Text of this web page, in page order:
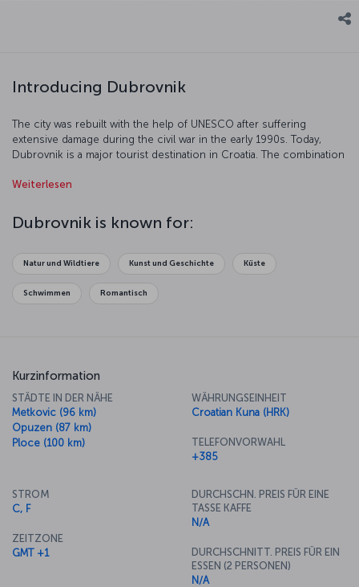
Introducing Dubrovnik
The city was rebuilt with the help of UNESCO after suffering
extensive damage during the civil war in the early 1990s. Today,
Dubrovnik is a major tourist destination in Croatia. The combination
to visit! Let’s have a closer look at this beautiful city.
Weiterlesen
Dubrovnik is known for:
Natur und Wildtiere Kunst und Geschichte Küste
Schwimmen Romantisch
Kurzinformation
STÄDTE IN DER NÄHE
Metkovic (96 km)
Opuzen (87 km)
Ploce (100 km)
WÄHRUNGSEINHEIT
Croatian Kuna (HRK)
TELEFONVORWAHL
+385
STROM
C, F
ZEITZONE
GMT +1
DURCHSCHN. PREIS FÜR EINE
TASSE KAFFE
N/A
DURCHSCHNITT. PREIS FÜR EIN
ESSEN (2 PERSONEN)
N/A